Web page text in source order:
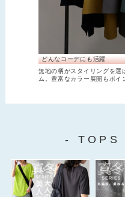
どんなコーデにも活躍
無地の柄がスタイリングを選
ム。豊富なカラー展開もポイ
- TOPS